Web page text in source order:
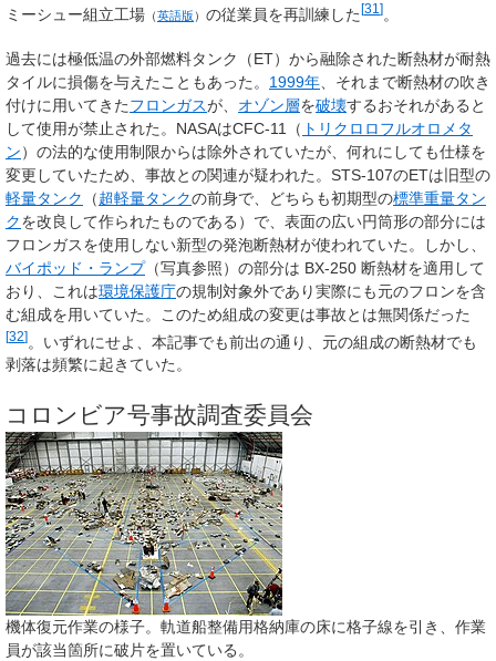
ミーシュー組立工場 （英語版 ） の従業員を再訓練した [31 ] 。
過去には極低温の外部燃料タンク（ET）から融除された断熱材が耐熱
タイルに損傷を与えたこともあった。 1999年 、それまで断熱材の吹き
付けに用いてきたフロンガスが、 オゾン層を破壊するおそれがあると
して使用が禁止された。NASAはCFC-11（ トリクロロフルオロメタ
ン）の法的な使用制限からは除外されていたが、何れにしても仕様を
変更していたため、事故との関連が疑われた。STS-107のETは旧型の
軽量タンク
（超軽量タンクの前身で、どちらも初期型の標準重量タン
クを改良して作られたものである）で、表面の広い円筒形の部分には
フロンガスを使用しない新型の発泡断熱材が使われていた。しかし、
バイポッド・ランプ（写真参照）の部分は BX-250 断熱材を適用して
おり、これは環境保護庁の規制対象外であり実際にも元のフロンを含
む組成を用いていた。このため組成の変更は事故とは無関係だった
[32]
。いずれにせよ、本記事でも前出の通り、元の組成の断熱材でも
剥落は頻繁に起きていた。
コロンビア号事故調査委員会
機体復元作業の様子。軌道船整備用格納庫の床に格子線を引き、作業
員が該当箇所に破片を置いている。